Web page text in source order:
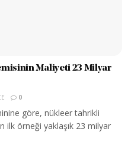
Maliyeti 23 Milyar
0
göre, nükleer tahrikli
ilk örneği yaklaşık 23 milyar